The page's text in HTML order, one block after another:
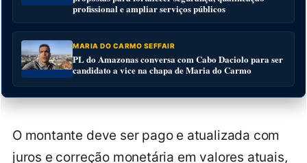
profissional e ampliar serviços públicos
MARIA DO CARMO SEFFAIR
PL do Amazonas conversa com Cabo Daciolo para ser
candidato a vice na chapa de Maria do Carmo
O montante deve ser pago e atualizada com
juros e correção monetária em valores atuais,